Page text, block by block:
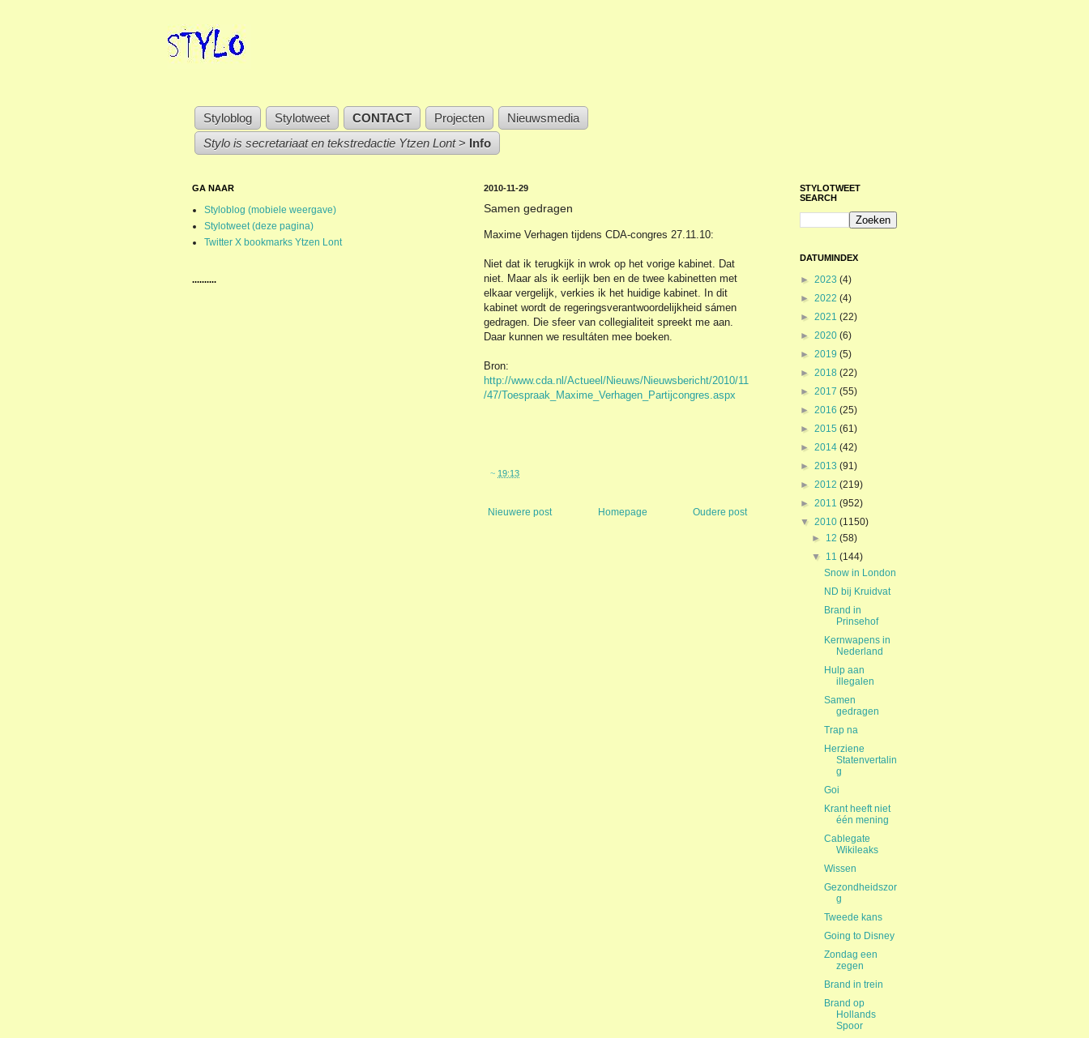
Styloblog Stylotweet CONTACT Projecten
Nieuwsmedia
Stylo is secretariaat en tekstredactie Ytzen Lont> Info
2010-11-29
Samen gedragen
Maxime Verhagen tijdens CDA-congres 27.11.10:
Niet dat ik terugkijk in wrok op het vorige kabinet. Dat
niet. Maar als ik eerlijk ben en de twee kabinetten met
elkaar vergelijk, verkies ik het huidige kabinet. In dit
kabinet wordt de regeringsverantwoordelijkheid sámen
gedragen. Die sfeer van collegialiteit spreekt me aan.
Daar kunnen we resultáten mee boeken.
Bron:
http://www.cda.nl/Actueel/Nieuws/Nieuwsbericht/2010/11
/47/Toespraak_Maxime_Verhagen_Partijcongres.aspx
~ 19:13
Nieuwere post Oudere post
Homepage
GA NAAR
Styloblog (mobiele weergave)
Stylotweet (deze pagina)
Twitter X bookmarks Ytzen Lont
..........
STYLOTWEET
SEARCH
DATUMINDEX
► 2023 (4)
► 2022 (4)
► 2021 (22)
► 2020 (6)
► 2019 (5)
► 2018 (22)
► 2017 (55)
► 2016 (25)
► 2015 (61)
► 2014 (42)
► 2013 (91)
► 2012 (219)
► 2011 (952)
▼ 2010 (1150)
► 12(58)
▼ 11(144)
Snow in London
ND bij Kruidvat
Brand in
Prinsehof
Kernwapens in
Nederland
Hulp aan
illegalen
Samen
gedragen
Trap na
Herziene
Statenvertalin
g
Goi
Krant heeft niet
één mening
Cablegate
Wikileaks
Wissen
Gezondheidszor
g
Tweede kans
Going to Disney
Zondag een
zegen
Brand in trein
Brand op
Hollands
Spoor